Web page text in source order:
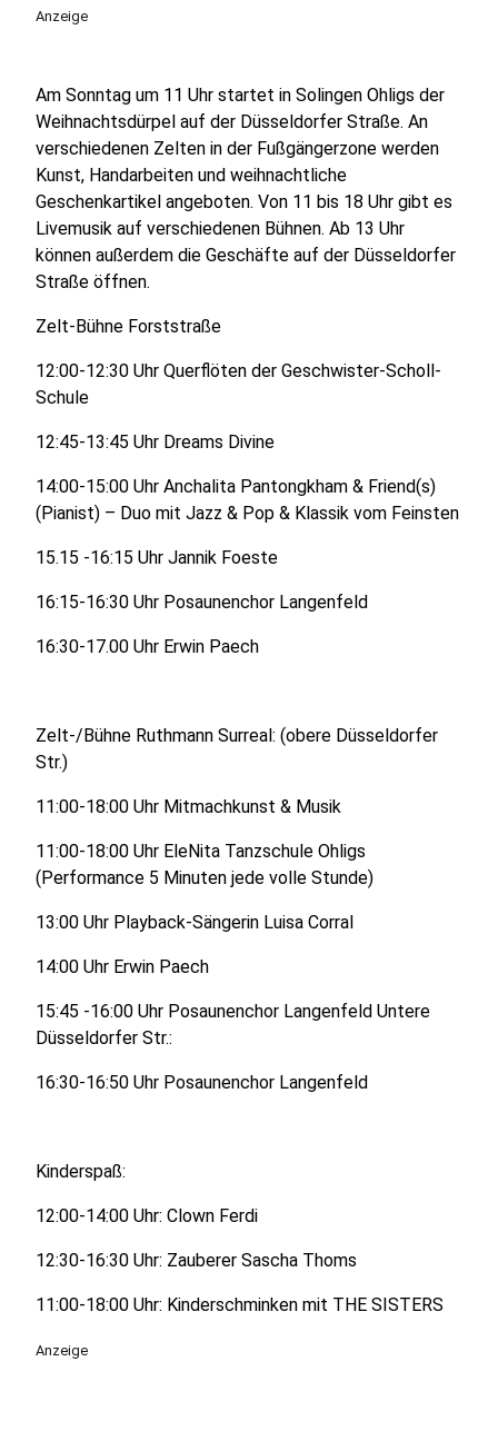
Anzeige
Am Sonntag um 11 Uhr startet in Solingen Ohligs der
Weihnachtsdürpel auf der Düsseldorfer Straße. An
verschiedenen Zelten in der Fußgängerzone werden
Kunst, Handarbeiten und weihnachtliche
Geschenkartikel angeboten. Von 11 bis 18 Uhr gibt es
Livemusik auf verschiedenen Bühnen. Ab 13 Uhr
können außerdem die Geschäfte auf der Düsseldorfer
Straße öffnen.
Zelt-Bühne Forststraße
12:00-12:30 Uhr Querflöten der Geschwister-Scholl-
Schule
12:45-13:45 Uhr Dreams Divine
14:00-15:00 Uhr Anchalita Pantongkham & Friend(s)
(Pianist) – Duo mit Jazz & Pop & Klassik vom Feinsten
15.15 -16:15 Uhr Jannik Foeste
16:15-16:30 Uhr Posaunenchor Langenfeld
16:30-17.00 Uhr Erwin Paech
Zelt-/Bühne Ruthmann Surreal: (obere Düsseldorfer
Str.)
11:00-18:00 Uhr Mitmachkunst & Musik
11:00-18:00 Uhr EleNita Tanzschule Ohligs
(Performance 5 Minuten jede volle Stunde)
13:00 Uhr Playback-Sängerin Luisa Corral
14:00 Uhr Erwin Paech
15:45 -16:00 Uhr Posaunenchor Langenfeld Untere
Düsseldorfer Str.:
16:30-16:50 Uhr Posaunenchor Langenfeld
Kinderspaß:
12:00-14:00 Uhr: Clown Ferdi
12:30-16:30 Uhr: Zauberer Sascha Thoms
11:00-18:00 Uhr: Kinderschminken mit THE SISTERS
Anzeige